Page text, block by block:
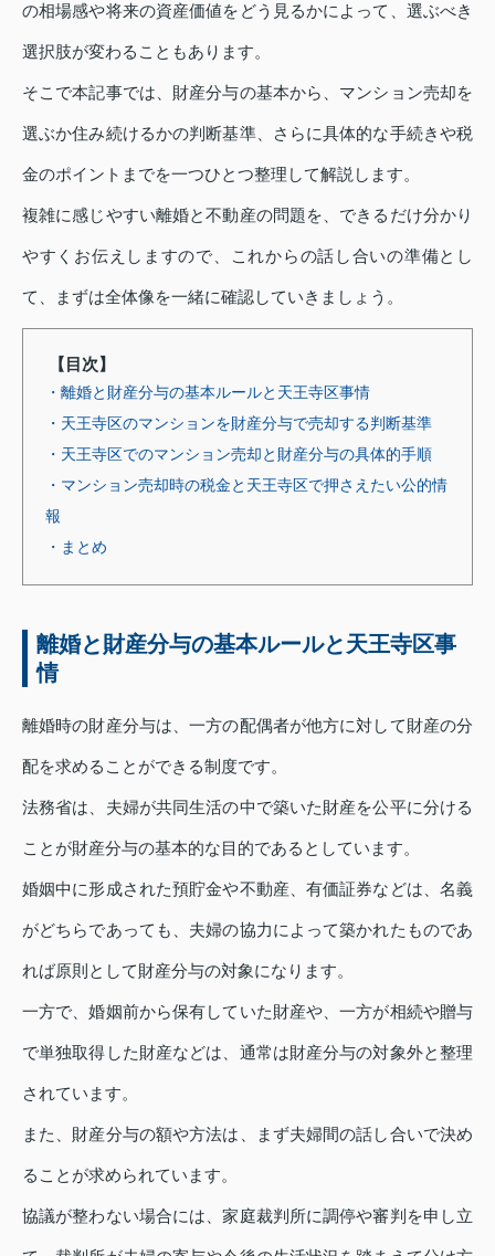
の相場感や将来の資産価値をどう見るかによって、選ぶべき
選択肢が変わることもあります。
そこで本記事では、財産分与の基本から、マンション売却を
選ぶか住み続けるかの判断基準、さらに具体的な手続きや税
金のポイントまでを一つひとつ整理して解説します。
複雑に感じやすい離婚と不動産の問題を、できるだけ分かり
やすくお伝えしますので、これからの話し合いの準備とし
て、まずは全体像を一緒に確認していきましょう。
【目次】
・離婚と財産分与の基本ルールと天王寺区事情
・天王寺区のマンションを財産分与で売却する判断基準
・天王寺区でのマンション売却と財産分与の具体的手順
・マンション売却時の税金と天王寺区で押さえたい公的情
報
・まとめ
離婚と財産分与の基本ルールと天王寺区事
情
離婚時の財産分与は、一方の配偶者が他方に対して財産の分
配を求めることができる制度です。
法務省は、夫婦が共同生活の中で築いた財産を公平に分ける
ことが財産分与の基本的な目的であるとしています。
婚姻中に形成された預貯金や不動産、有価証券などは、名義
がどちらであっても、夫婦の協力によって築かれたものであ
れば原則として財産分与の対象になります。
一方で、婚姻前から保有していた財産や、一方が相続や贈与
で単独取得した財産などは、通常は財産分与の対象外と整理
されています。
また、財産分与の額や方法は、まず夫婦間の話し合いで決め
ることが求められています。
協議が整わない場合には、家庭裁判所に調停や審判を申し立